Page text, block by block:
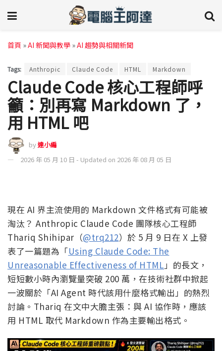
首頁 »AI 新聞與教學 »AI 趨勢與相關新聞
Tags: Anthropic Claude Code HTML Markdown
Claude Code 核心工程師呼
籲：別再寫 Markdown 了，
用 HTML 吧
by達小編
2026 年 05 月 10 日 - Updated on 2026 年 08 月 05 日
現在 AI 界主流使用的 Markdown 文件格式有可能被
淘汰？ Anthropic Claude Code 團隊核心工程師
Thariq Shihipar（@trq212）於 5 月 9 日在 X 上發
表了一篇題為「Using Claude Code: The
Unreasonable Effectiveness of HTML」的長文，
短短數小時內瀏覽量突破 200 萬，在技術社群中掀起
一波關於「AI Agent 時代該用什麼格式輸出」的熱烈
討論。Thariq 在文中大膽主張：與 AI 協作時，應該
用 HTML 取代 Markdown 作為主要輸出格式。